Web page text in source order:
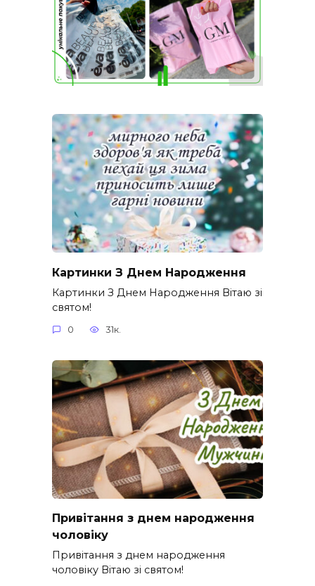
Картинки З Днем Народження
Картинки З Днем Народження Вітаю зі
святом!
0 31к.
Привітання з днем народження
чоловіку
Привітання з днем народження
чоловіку Вітаю зі святом!